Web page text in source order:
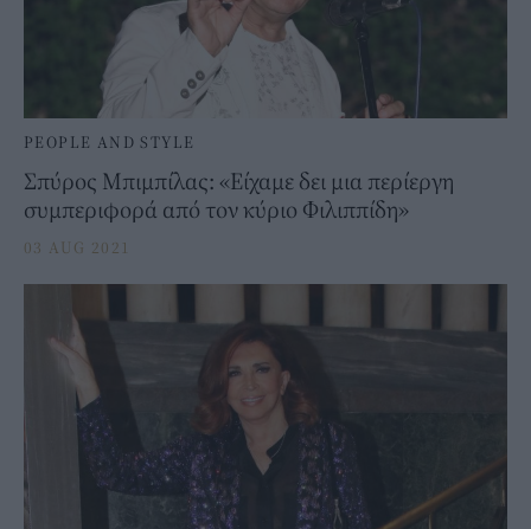
PEOPLE AND STYLE
Σπύρος Μπιμπίλας: «Είχαμε δει μια περίεργη
συμπεριφορά από τον κύριο Φιλιππίδη»
03 AUG 2021